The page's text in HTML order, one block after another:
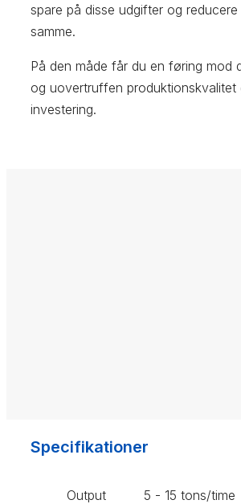
spare på disse udgifter og
samme.
På den måde får du en føring mod
og uovertruffen
investering.
Specifikationer
Output
5 - 15 tons/time